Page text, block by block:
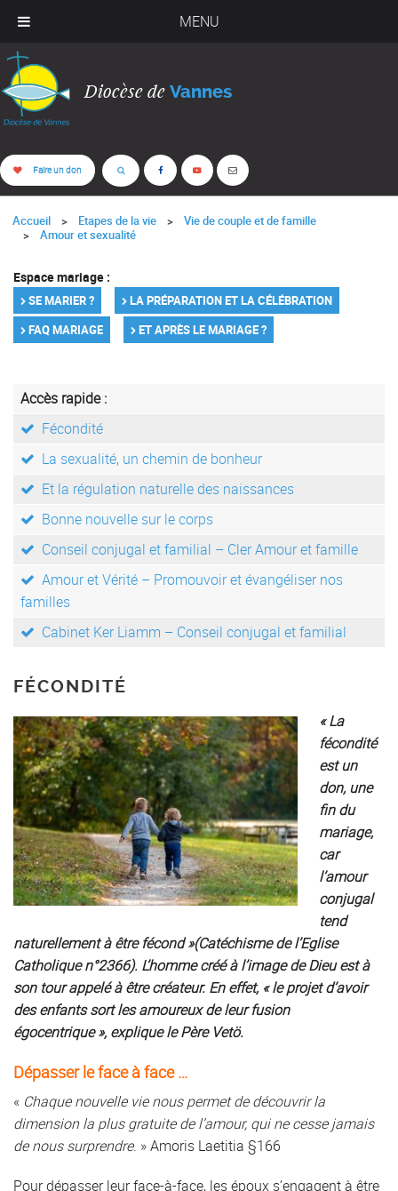
MENU
Diocèse de Vannes
Faire un don
Accueil Etapes de la vie
Vie de couple et de famille
Amour et sexualité
Espace mariage :
SE MARIER ?
LA PRÉPARATION ET LA CÉLÉBRATION
FAQ MARIAGE
ET APRÈS LE MARIAGE ?
Accès rapide :
Fécondité
La sexualité, un chemin de bonheur
Et la régulation naturelle des naissances
Bonne nouvelle sur le corps
Conseil conjugal et familial – Cler Amour et famille
Amour et Vérité – Promouvoir et évangéliser nos
familles
Cabinet Ker Liamm – Conseil conjugal et familial
FÉCONDITÉ
« La
fécondité
est un
don, une
fin du
mariage,
car
l’amour
conjugal
tend
naturellement à être fécond »(Catéchisme de l’Eglise
Catholique n°2366). L’homme créé à l’image de Dieu est à
son tour appelé à être créateur. En effet, « le projet d’avoir
des enfants sort les amoureux de leur fusion
égocentrique », explique le Père Vetö.
Dépasser le face à face …
« Chaque nouvelle vie nous permet de découvrir la
dimension la plus gratuite de l’amour, qui ne cesse jamais
de nous surprendre. » Amoris Laetitia §166
Pour dépasser leur face-à-face, les époux s’engagent à être